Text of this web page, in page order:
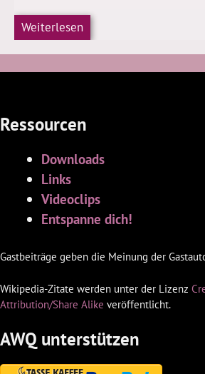
Weiterlesen
Ressourcen
Downloads
Links
Videoclips
Entspanne dich!
Gastbeiträge geben die Meinung der
Wikipedia-Zitate werden unter der Lizenz
Attribution/Share Alike veröffentlicht.
AWQ unterstützen